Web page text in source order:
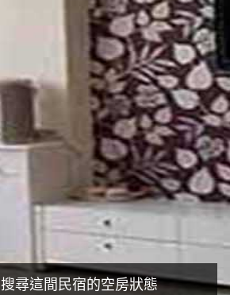
搜尋這間民宿的空房狀態